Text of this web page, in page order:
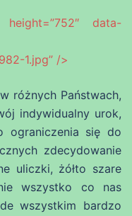
height=”752″ data-
1.jpg” />
różnych Państwach,
indywidualny urok,
ograniczenia się do
zdecydowanie
uliczki, żółto szare
wszystko co nas
wszystkim bardzo